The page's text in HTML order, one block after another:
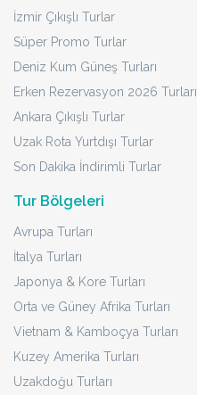
İzmir Çıkışlı Turlar
Süper Promo Turlar
Deniz Kum Güneş Turları
Erken Rezervasyon 2026 Turları
Ankara Çıkışlı Turlar
Uzak Rota Yurtdışı Turlar
Son Dakika İndirimli Turlar
Tur Bölgeleri
Avrupa Turları
İtalya Turları
Japonya & Kore Turları
Orta ve Güney Afrika Turları
Vietnam & Kamboçya Turları
Kuzey Amerika Turları
Uzakdoğu Turları